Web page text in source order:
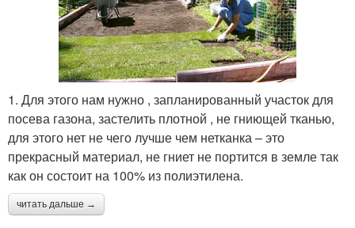
1. Для этого нам нужно , запланированный участок для
посева газона, застелить плотной , не гниющей тканью,
для этого нет не чего лучше чем нетканка – это
прекрасный материал, не гниет не портится в земле так
как он состоит на 100% из полиэтилена.
читать дальше →